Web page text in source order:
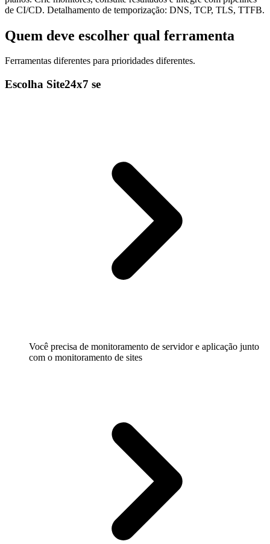
de CI/CD. Detalhamento de temporização: DNS, TCP, TLS, TTFB.
Quem deve escolher qual ferramenta
Ferramentas diferentes para prioridades diferentes.
Escolha Site24x7 se
Você precisa de monitoramento de servidor e aplicação junto
com o monitoramento de sites